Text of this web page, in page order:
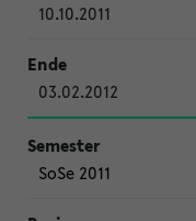
10.10.2011
03.02.2012
SoSe 2011